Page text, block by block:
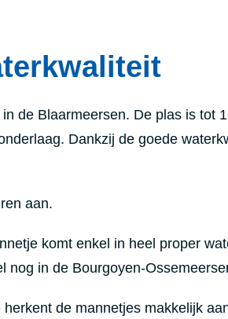
de Blaarmeersen. De plas is tot
Dankzij de goede
aan.
komt enkel in heel proper
nog in de Bourgoyen-
de mannetjes makkelijk